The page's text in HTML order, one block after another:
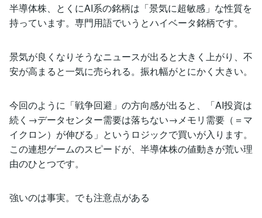
半導体株、とくにAI系の銘柄は「景気に超敏感」な性質を
持っています。専門用語でいうとハイベータ銘柄です。
景気が良くなりそうなニュースが出ると大きく上がり、不
安が高まると一気に売られる。振れ幅がとにかく大きい。
今回のように「戦争回避」の方向感が出ると、「AI投資は
続く→データセンター需要は落ちない→メモリ需要（＝マ
イクロン）が伸びる」というロジックで買いが入ります。
この連想ゲームのスピードが、半導体株の値動きが荒い理
由のひとつです。
強いのは事実。でも注意点がある